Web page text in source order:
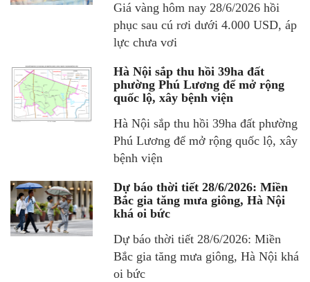
Giá vàng hôm nay 28/6/2026 hồi
phục sau cú rơi dưới 4.000 USD, áp
lực chưa vơi
Hà Nội sắp thu hồi 39ha đất
phường Phú Lương để mở rộng
quốc lộ, xây bệnh viện
Hà Nội sắp thu hồi 39ha đất phường
Phú Lương để mở rộng quốc lộ, xây
bệnh viện
Dự báo thời tiết 28/6/2026: Miền
Bắc gia tăng mưa giông, Hà Nội
khá oi bức
Dự báo thời tiết 28/6/2026: Miền
Bắc gia tăng mưa giông, Hà Nội khá
oi bức